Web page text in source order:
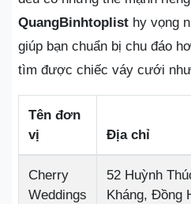
QuangBinhtoplist hy vọng
giúp bạn chuẩn bị chu đáo
tìm được chiếc váy cưới
Tên đơn
vị
Địa chỉ
Cherry
Weddings
52 Huỳnh
Kháng, Đồng